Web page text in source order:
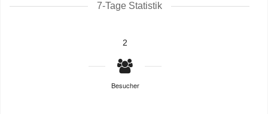
7-Tage Statistik
2
Besucher